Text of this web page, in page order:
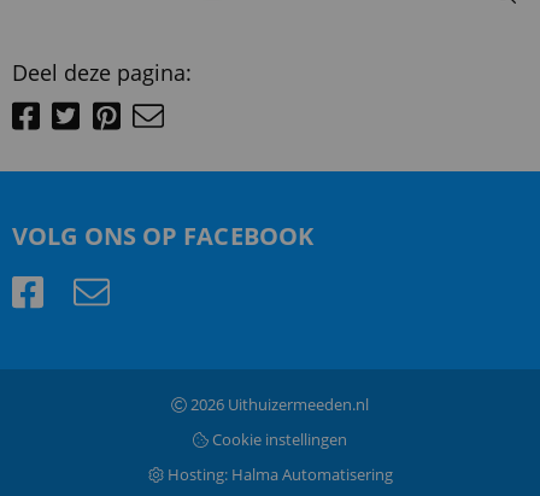
Deel deze pagina:
VOLG ONS OP FACEBOOK
2026 Uithuizermeeden.nl
Cookie instellingen
Hosting: Halma Automatisering